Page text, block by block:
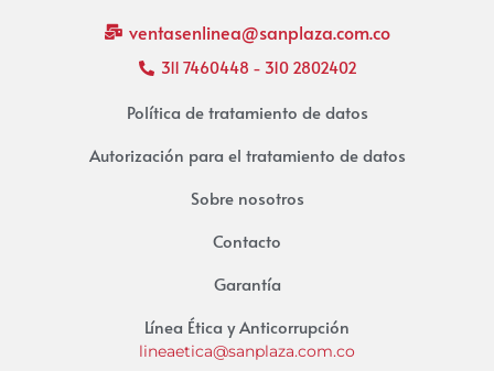
ventasenlinea@sanplaza.com.co
311 7460448 - 310 2802402
Política de tratamiento de datos
Autorización para el tratamiento de datos
Sobre nosotros
Contacto
Garantía
Línea Ética y Anticorrupción
lineaetica@sanplaza.com.co